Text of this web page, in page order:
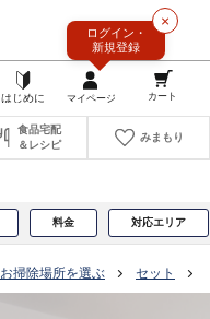
×
ログイン・
新規登録
食品宅配
＆レシピ
みまもり
料金 対応エリア
お掃除場所を選ぶ セット